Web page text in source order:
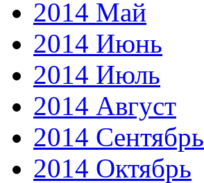
2014 Май
2014 Июнь
2014 Июль
2014 Август
2014 Сентябрь
2014 Октябрь